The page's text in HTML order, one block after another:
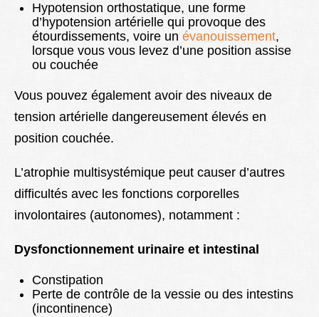
Hypotension orthostatique, une forme
d’hypotension artérielle qui provoque des
étourdissements, voire un évanouissement,
lorsque vous vous levez d’une position assise
ou couchée
Vous pouvez également avoir des niveaux de
tension artérielle dangereusement élevés en
position couchée.
L’atrophie multisystémique peut causer d’autres
difficultés avec les fonctions corporelles
involontaires (autonomes), notamment :
Dysfonctionnement urinaire et intestinal
Constipation
Perte de contrôle de la vessie ou des intestins
(incontinence)